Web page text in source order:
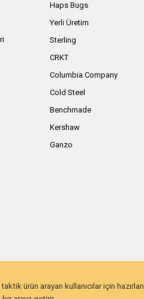
Haps Bugs
Yerli Üretim
Sterling
CRKT
Columbia Company
Cold Steel
Benchmade
Kershaw
Ganzo
ürün arayan kullanıcılar için